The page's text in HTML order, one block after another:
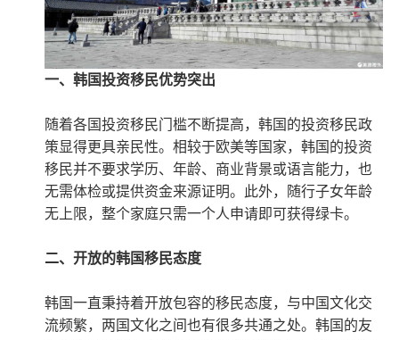
一、韩国投资移民优势突出
随着各国投资移民门槛不断提高，韩国的投资移民政
策显得更具亲民性。相较于欧美等国家，韩国的投资
移民并不要求学历、年龄、商业背景或语言能力，也
无需体检或提供资金来源证明。此外，随行子女年龄
无上限，整个家庭只需一个人申请即可获得绿卡。
二、开放的韩国移民态度
韩国一直秉持着开放包容的移民态度，与中国文化交
流频繁，两国文化之间也有很多共通之处。韩国的友